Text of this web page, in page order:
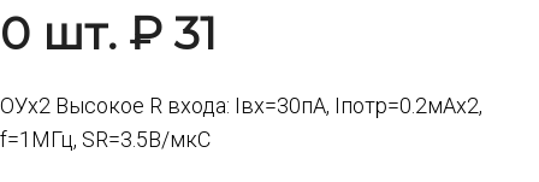
0 шт. ₽ 31
ОУх2 Высокое R входа: Iвх=30пА, Iпотр=0.2мАх2,
f=1МГц, SR=3.5В/мкС